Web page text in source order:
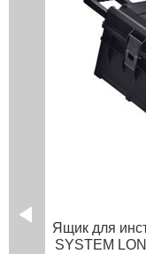
Ящик для
SYSTEM